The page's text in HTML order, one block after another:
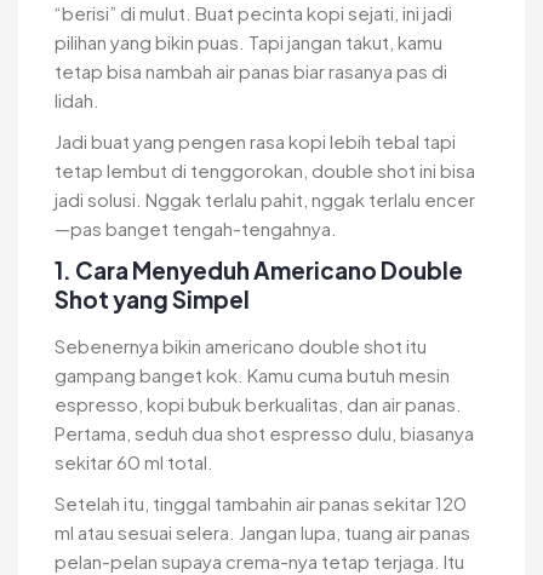
“berisi” di mulut. Buat pecinta kopi sejati, ini jadi
pilihan yang bikin puas. Tapi jangan takut, kamu
tetap bisa nambah air panas biar rasanya pas di
lidah.
Jadi buat yang pengen rasa kopi lebih tebal tapi
tetap lembut di tenggorokan, double shot ini bisa
jadi solusi. Nggak terlalu pahit, nggak terlalu encer
—pas banget tengah-tengahnya.
1. Cara Menyeduh Americano Double
Shot yang Simpel
Sebenernya bikin americano double shot itu
gampang banget kok. Kamu cuma butuh mesin
espresso, kopi bubuk berkualitas, dan air panas.
Pertama, seduh dua shot espresso dulu, biasanya
sekitar 60 ml total.
Setelah itu, tinggal tambahin air panas sekitar 120
ml atau sesuai selera. Jangan lupa, tuang air panas
pelan-pelan supaya crema-nya tetap terjaga. Itu